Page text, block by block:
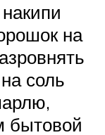
на
соль
бытовой